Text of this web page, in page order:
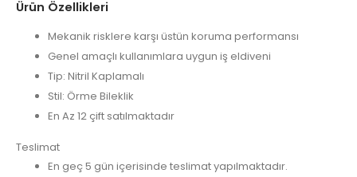
Ürün Özellikleri
Mekanik risklere karşı üstün koruma performansı
Genel amaçlı kullanımlara uygun iş eldiveni
Tip: Nitril Kaplamalı
Stil: Örme Bileklik
En Az 12 çift satılmaktadır
Teslimat
En geç 5 gün içerisinde teslimat yapılmaktadır.